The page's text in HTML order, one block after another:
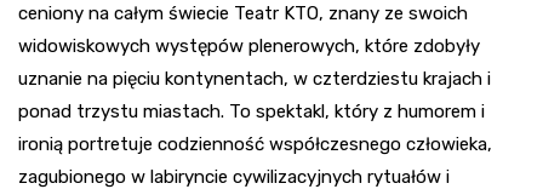
ceniony na całym świecie Teatr KTO, znany ze swoich
widowiskowych występów plenerowych, które zdobyły
uznanie na pięciu kontynentach, w czterdziestu krajach i
ponad trzystu miastach. To spektakl, który z humorem i
ironią portretuje codzienność współczesnego człowieka,
zagubionego w labiryncie cywilizacyjnych rytuałów i